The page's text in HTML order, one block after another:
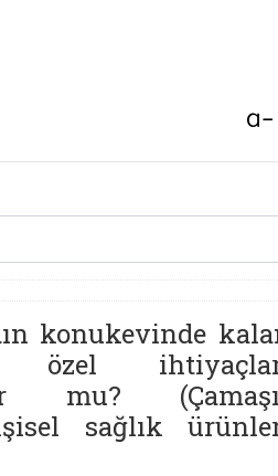
konukevinde
özel
mu?
sağlık